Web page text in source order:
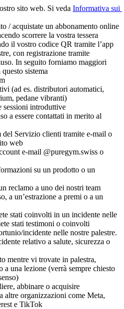
sito web. Si veda Informativa sui
/ acquistate un abbonamento online
scorrere la vostra tessera
il vostro codice QR tramite l’app
con registrazione tramite
In seguito forniamo maggiori
sistema
(ad es. distributori automatici,
pedane vibranti)
sessioni introduttive
a essere contattati in merito al
del Servizio clienti tramite e-mail o
web
e-mail @puregym.swiss o
su un prodotto o un
reclamo a uno dei nostri team
a un’estrazione a premi o a un
stati coinvolti in un incidente nelle
stati testimoni o coinvolti
incidente nelle nostre palestre.
relativo a salute, sicurezza o
mentre vi trovate in palestra,
a una lezione (verrà sempre chiesto
abbinare o acquisire
altre organizzazioni come Meta,
e TikTok